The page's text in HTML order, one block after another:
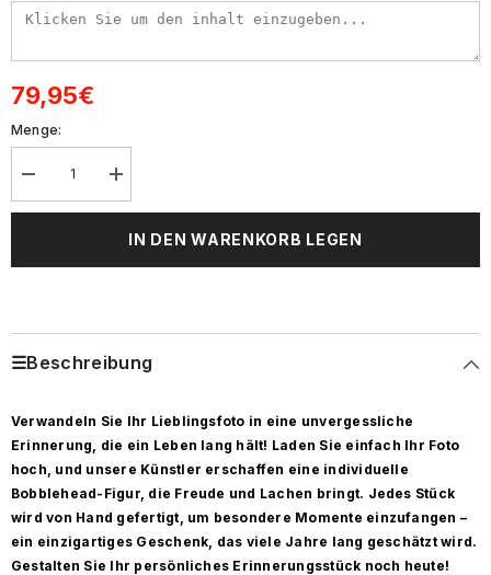
79,95€
Menge:
Decrease
quantity
for
hinzu
Increase
quantity
for
Graduierter
Mann
hinzu
IN DEN WARENKORB LEGEN
☰Beschreibung
Verwandeln Sie Ihr Lieblingsfoto in eine unvergessliche
Erinnerung, die ein Leben lang hält! Laden Sie einfach Ihr Foto
hoch, und unsere Künstler erschaffen eine individuelle
Bobblehead-Figur, die Freude und Lachen bringt. Jedes Stück
wird von Hand gefertigt, um besondere Momente einzufangen –
ein einzigartiges Geschenk, das viele Jahre lang geschätzt wird.
Gestalten Sie Ihr persönliches Erinnerungsstück noch heute!